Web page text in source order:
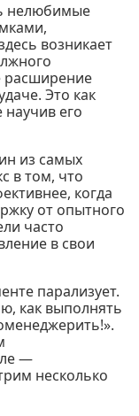
нелюбимые
возникает
расширение
Это как
его
из самых
в том, что
когда
от опытного
часто
в свои
парализует.
как выполнять
—
несколько